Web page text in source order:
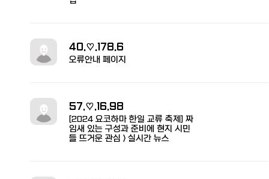
40.♡.178.6
오류안내 페이지
57.♡.16.98
[2024 요코하마 한일 교류 축제] 짜
임새 있는 구성과 준비에 현지 시민
들 뜨거운 관심 > 실시간 뉴스